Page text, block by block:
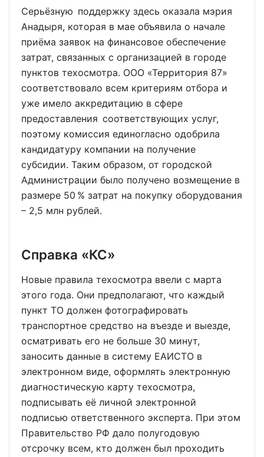
Серьёзную поддержку здесь оказала мэрия
Анадыря, которая в мае объявила о начале
приёма заявок на финансовое обеспечение
затрат, связанных с организацией в городе
пунктов техосмотра. ООО «Территория 87»
соответствовало всем критериям отбора и
уже имело аккредитацию в сфере
предоставления соответствующих услуг,
поэтому комиссия единогласно одобрила
кандидатуру компании на получение
субсидии. Таким образом, от городской
Администрации было получено возмещение в
размере 50 % затрат на покупку оборудования
– 2,5 млн рублей.
Справка «КС»
Новые правила техосмотра ввели с марта
этого года. Они предполагают, что каждый
пункт ТО должен фотографировать
транспортное средство на въезде и выезде,
осматривать его не больше 30 минут,
заносить данные в систему ЕАИСТО в
электронном виде, оформлять электронную
диагностическую карту техосмотра,
подписывать её личной электронной
подписью ответственного эксперта. При этом
Правительство РФ дало полугодовую
отсрочку всем, кто должен был проходить